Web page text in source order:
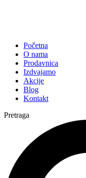
Početna
O nama
Prodavnica
Izdvajamo
Akcije
Blog
Kontakt
Pretraga